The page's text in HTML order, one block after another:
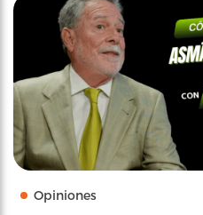
Opiniones